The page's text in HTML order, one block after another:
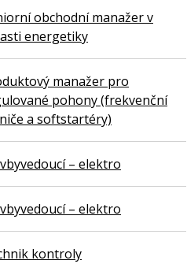
obchodní manažer v
energetiky
manažer pro
pohony (frekvenční
a softstartéry)
– elektro
– elektro
kontroly